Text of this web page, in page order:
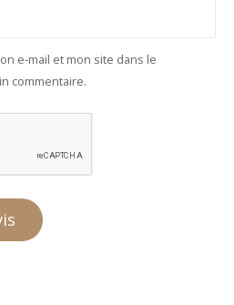
e-mail et mon site dans le
commentaire.